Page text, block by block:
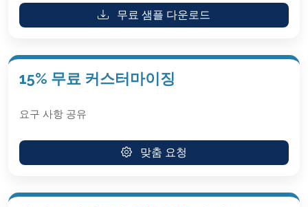
무료 샘플 다운로드
15% 무료 커스터마이징
요구 사항 공유
맞춤 요청